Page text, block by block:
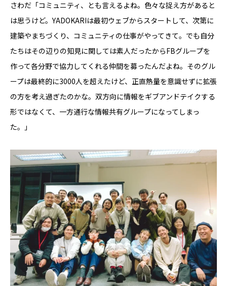
さわだ「コミュニティ、とも言えるよね。色々な捉え方があると
は思うけど。YADOKARIは最初ウェブからスタートして、次第に
建築やまちづくり、コミュニティの仕事がやってきて。でも自分
たちはその辺りの知見に関しては素人だったからFBグループを
作って各分野で協力してくれる仲間を募ったんだよね。そのグル
ープは最終的に3000人を超えたけど、正直熱量を意識せずに拡張
の方を考え過ぎたのかな。双方向に情報をギブアンドテイクする
形ではなくて、一方通行な情報共有グループになってしまっ
た。」